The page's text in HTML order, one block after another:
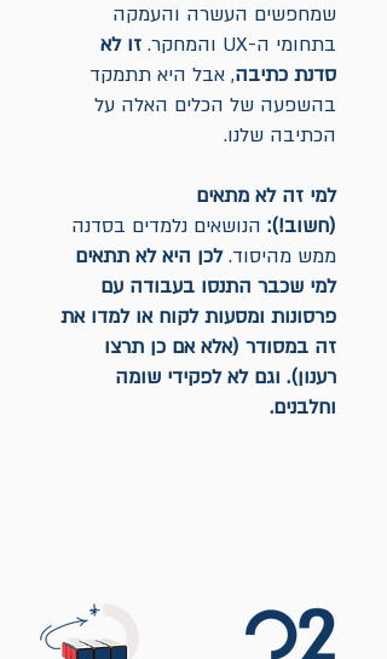
שמחפשים העשרה והעמקה
בתחומי ה-UX והמחקר.
זו לא
סדנת כתיבה, אבל היא תתמקד
בהשפעה של הכלים האלה על
הכתיבה שלנו.
למי זה לא מתאים
(חשוב!): הנושאים נלמדים בסדנה
ממש מהיסוד.לכן היא לא תתאים
למי שכבר התנסו בעבודה עם
פרסונות ומסעות לקוח או למדו את
זה במסודר (אלא אם כן תרצו
רענון). וגם לא לפקידי שומה
וחלבנים.